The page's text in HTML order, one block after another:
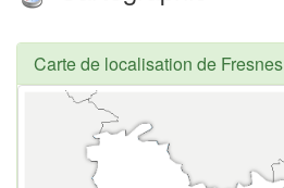
Carte de localisation de Fresnes